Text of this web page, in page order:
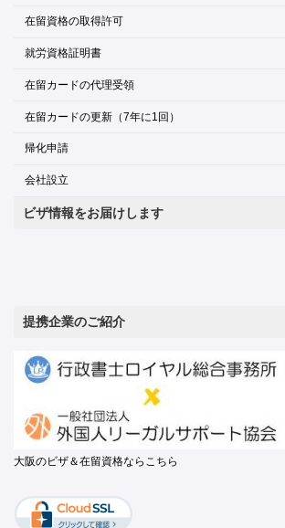
在留資格の取得許可
就労資格証明書
在留カードの代理受領
在留カードの更新（7年に1回）
帰化申請
会社設立
ビザ情報をお届けします
提携企業のご紹介
大阪のビザ＆在留資格ならこちら